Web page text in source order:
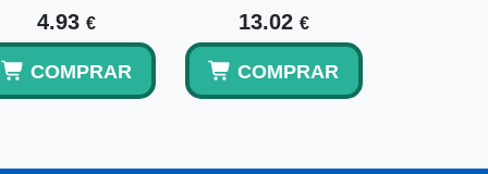
ou benefícios adicionais, considere
4.93 €
COMPRAR
13.02 €
COMPRAR